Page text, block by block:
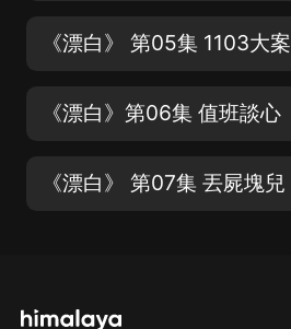
《漂白》 第05集 1103大案
《漂白》第06集 值班談心
《漂白》 第07集 丟屍塊兒